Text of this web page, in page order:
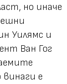
но иначе
Уилямс и
Ван Гог
е